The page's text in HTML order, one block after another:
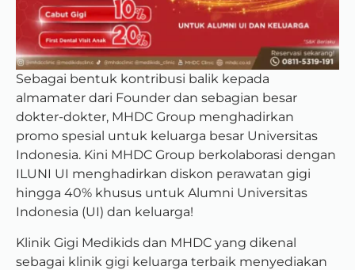
Sebagai bentuk kontribusi balik kepada
almamater dari Founder dan sebagian besar
dokter-dokter, MHDC Group menghadirkan
promo spesial untuk keluarga besar Universitas
Indonesia. Kini MHDC Group berkolaborasi dengan
ILUNI UI menghadirkan diskon perawatan gigi
hingga 40% khusus untuk Alumni Universitas
Indonesia (UI) dan keluarga!
Klinik Gigi Medikids dan MHDC yang dikenal
sebagai klinik gigi keluarga terbaik menyediakan